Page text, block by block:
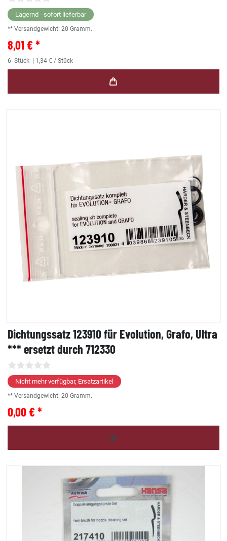
Lagernd - sofort lieferbar
** Versandgewicht: 20 Gramm.
8,01 € *
6 Stück | 1,34 € / Stück
Dichtungssatz 123910 für Evolution, Grafo, Ultra
*** ersetzt durch 712330
Nicht mehr verfügbar, Ersatzartikel
** Versandgewicht: 20 Gramm.
0,00 € *